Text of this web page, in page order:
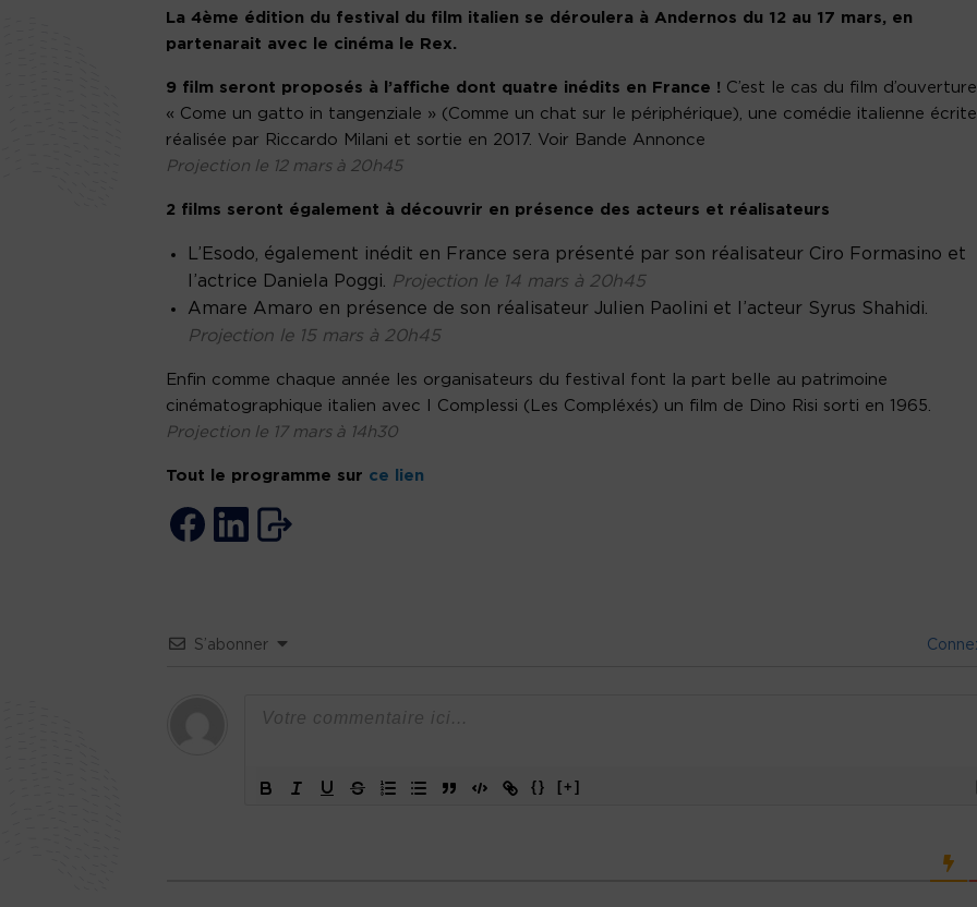
La 4ème édition du festival du film italien se déroulera à Andernos du 12 au 17 mars, en
partenarait avec le cinéma le Rex.
9 film seront proposés à l’affiche dont quatre inédits en France ! C’est le cas du film
« Come un gatto in tangenziale » (Comme un chat sur le périphérique), une comédie italienne
réalisée par Riccardo Milani et sortie en 2017. Voir Bande Annonce
Projection le 12 mars à 20h45
2 films seront également à découvrir en présence des acteurs et réalisateurs
L’Esodo, également inédit en France sera présenté par son réalisateur Ciro Formasino et
l’actrice Daniela Poggi. Projection le 14 mars à 20h45
Amare Amaro en présence de son réalisateur Julien Paolini et l’acteur Syrus Shahidi.
Projection le 15 mars à 20h45
Enfin comme chaque année les organisateurs du festival font la part belle au patrimoine
cinématographique italien avec I Complessi (Les Compléxés) un film de Dino Risi sorti en 1965.
Projection le 17 mars à 14h30
Tout le programme sur ce lien
S’abonner
{} [+]